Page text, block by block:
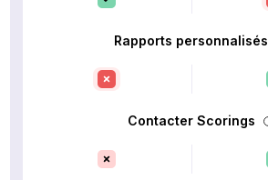
Rapports personnalisés
Contacter Scorings